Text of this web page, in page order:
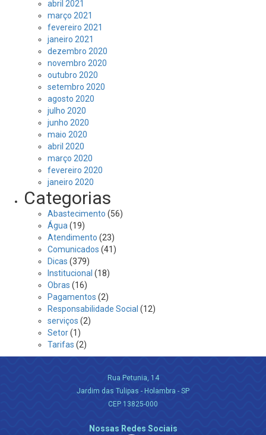
abril 2021
março 2021
fevereiro 2021
janeiro 2021
dezembro 2020
novembro 2020
outubro 2020
setembro 2020
agosto 2020
julho 2020
junho 2020
maio 2020
abril 2020
março 2020
fevereiro 2020
janeiro 2020
Categorias
Abastecimento (56)
Água (19)
Atendimento (23)
Comunicados (41)
Dicas (379)
Institucional (18)
Obras (16)
Pagamentos (2)
Responsabilidade Social (12)
serviços (2)
Setor(1)
Tarifas (2)
Rua Petunia, 14
Jardim das Tulipas - Holambra - SP
CEP 13825-000
Nossas Redes Sociais